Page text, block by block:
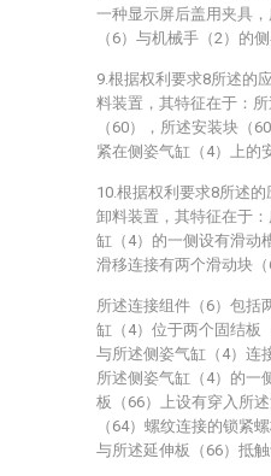
一种显示屏后盖用夹具
（6）与机械手（2）的
9.根据权利要求8所述的
料装置，其特征在于：
（60），所述安装块（
紧在侧姿气缸（4）上的
10.根据权利要求8所述
卸料装置，其特征在于
缸（4）的一侧设有滑动
滑移连接有两个滑动块（
所述连接组件（6）包括
缸（4）位于两个固结板
与所述侧姿气缸（4）连
所述侧姿气缸（4）的一
板（66）上设有穿入所
（64）螺纹连接的锁紧
与所述延伸板（66）抵触